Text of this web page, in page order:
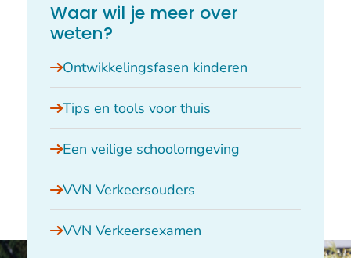
Waar wil je meer over
weten?
Ontwikkelingsfasen kinderen
Tips en tools voor thuis
Een veilige schoolomgeving
VVN Verkeersouders
VVN Verkeersexamen